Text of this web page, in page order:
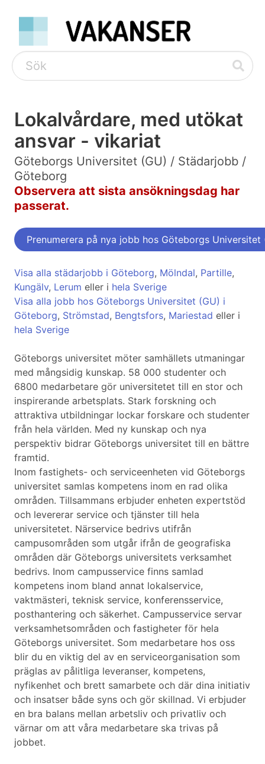
Lokalvårdare, med utökat
ansvar - vikariat
Göteborgs Universitet (GU) / Städarjobb /
Göteborg
Observera att sista ansökningsdag har
passerat.
Prenumerera på nya jobb hos Göteborgs Universitet
Visa alla städarjobb i Göteborg, Mölndal, Partille,
Kungälv, Lerum eller i hela Sverige
Visa alla jobb hos Göteborgs Universitet (GU) i
Göteborg, Strömstad, Bengtsfors, Mariestad eller i
hela Sverige
Göteborgs universitet möter samhällets utmaningar
med mångsidig kunskap. 58 000 studenter och
6800 medarbetare gör universitetet till en stor och
inspirerande arbetsplats. Stark forskning och
attraktiva utbildningar lockar forskare och studenter
från hela världen. Med ny kunskap och nya
perspektiv bidrar Göteborgs universitet till en bättre
framtid.
Inom fastighets- och serviceenheten vid Göteborgs
universitet samlas kompetens inom en rad olika
områden. Tillsammans erbjuder enheten expertstöd
och levererar service och tjänster till hela
universitetet. Närservice bedrivs utifrån
campusområden som utgår ifrån de geografiska
områden där Göteborgs universitets verksamhet
bedrivs. Inom campusservice finns samlad
kompetens inom bland annat lokalservice,
vaktmästeri, teknisk service, konferensservice,
posthantering och säkerhet. Campusservice servar
verksamhetsområden och fastigheter för hela
Göteborgs universitet. Som medarbetare hos oss
blir du en viktig del av en serviceorganisation som
präglas av pålitliga leveranser, kompetens,
nyfikenhet och brett samarbete och där dina initiativ
och insatser både syns och gör skillnad. Vi erbjuder
en bra balans mellan arbetsliv och privatliv och
värnar om att våra medarbetare ska trivas på
jobbet.